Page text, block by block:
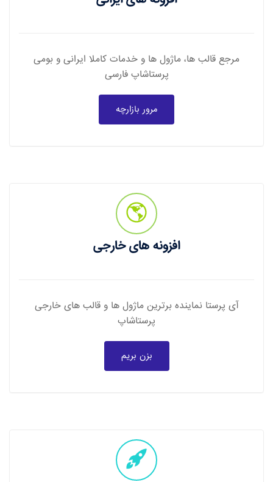
مرجع قالب ها، ماژول ها و خدمات کاملا ایرانی و بومی
پرستاشاپ فارسی
مرور بازارچه
افزونه های خارجی
آی پرستا نماینده برترین ماژول ها و قالب های خارجی
پرستاشاپ
بزن بریم